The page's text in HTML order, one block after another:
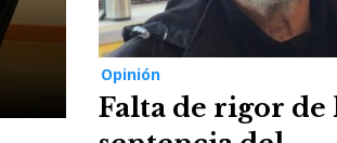
Opinión
Falta de rigor de